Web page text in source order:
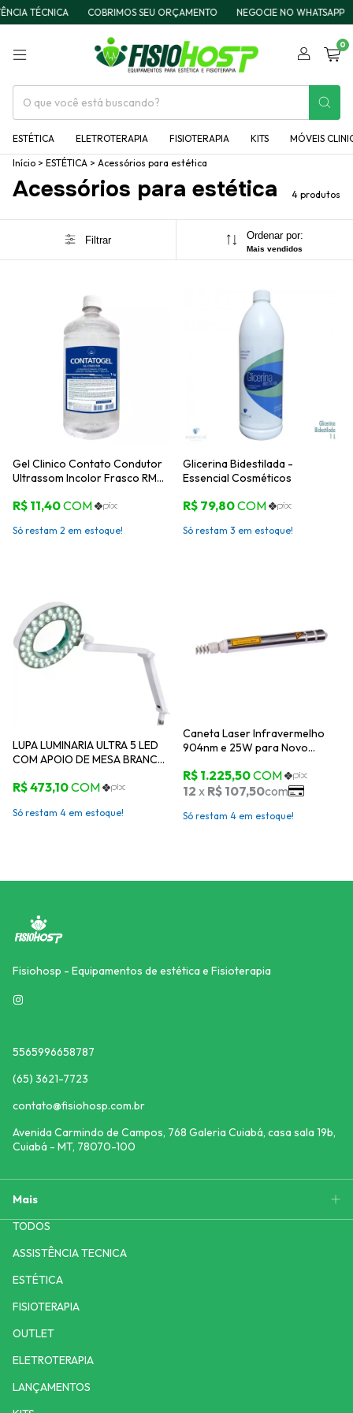
TÉCNICA COBRIMOS SEU ORÇAMENTO NEGOCIE NO WHATSAPP
0
ESTÉTICA ELETROTERAPIA FISIOTERAPIA KITS MÓVEIS
Início > ESTÉTICA > Acessórios para estética
Acessórios para estética 4 produtos
Filtrar Ordenar por:
Mais vendidos
Gel Clinico Contato Condutor
Ultrassom Incolor Frasco RMC
Só restam 2 em estoque!
Glicerina Bidestilada -
Essencial Cosméticos
Só restam 3 em estoque!
LUPA LUMINARIA ULTRA 5 LED
COM APOIO DE MESA BRANCO
Só restam 4 em estoque!
Caneta Laser Infravermelho
904nm e 25W para Novo
Só restam 4 em estoque!
Fisiohosp - Equipamentos de estética e Fisioterapia
5565996658787
(65) 3621-7723
contato@fisiohosp.com.br
Avenida Carmindo de Campos, 768 Galeria Cuiabá, casa sala 19b,
Cuiabá - MT, 78070-100
Mais
TODOS
ASSISTÊNCIA TECNICA
ESTÉTICA
FISIOTERAPIA
OUTLET
ELETROTERAPIA
LANÇAMENTOS